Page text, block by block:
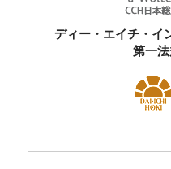
ディー・エイチ・イ
第一